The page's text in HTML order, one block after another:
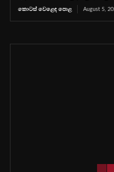
කොටස් වෙළෙඳ පොළ August 5,